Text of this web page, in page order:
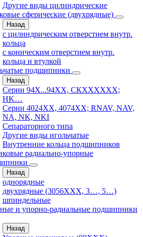
Другие виды цилиндрические
сферические (двухрядные)
Назад
с цилиндрическим отверстием внутр.
кольца
с коническим отверстием внутр.
кольца и втулкой
подшипники
Назад
Серии 94Х...94ХХ, СКХХХХХХ;
HK…
Серии 4024ХХ, 4074ХХ; RNAV, NAV,
NA, NK, NKI
Сепараторного типа
Другие виды игольчатые
Внутренние кольца подшипников
радиально-упорные
Назад
однорядные
двухрядные (3056ХХХ, 3…, 5…)
шпиндельные
и упорно-радиальные подшипники
Назад